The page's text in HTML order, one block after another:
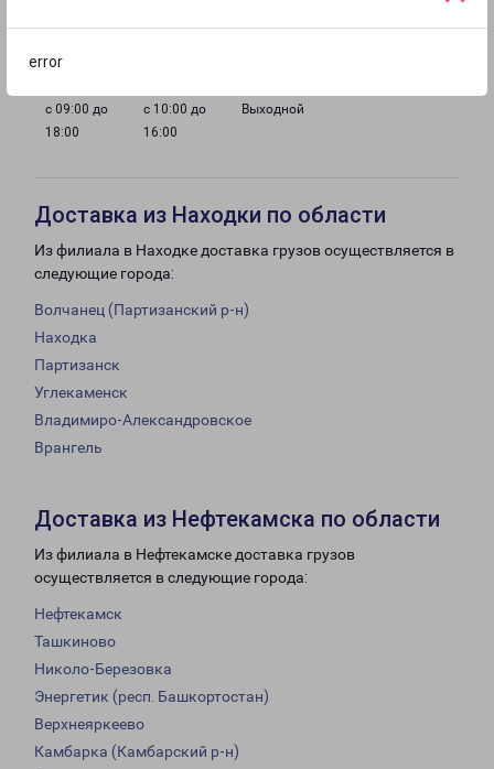
error
с 09:00 до
18:00
с 10:00 до
16:00
Выходной
Доставка из Находки по области
Из филиала в Находке доставка грузов осуществляется в
следующие города:
Волчанец (Партизанский р-н)
Находка
Партизанск
Углекаменск
Владимиро-Александровское
Врангель
Доставка из Нефтекамска по области
Из филиала в Нефтекамске доставка грузов
осуществляется в следующие города:
Нефтекамск
Ташкиново
Николо-Березовка
Энергетик (респ. Башкортостан)
Верхнеяркеево
Камбарка (Камбарский р-н)